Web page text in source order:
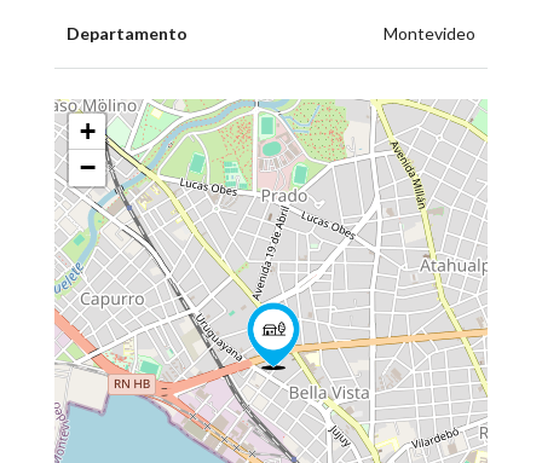
Departamento Montevideo
+
−